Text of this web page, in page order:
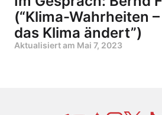
(“Klima-Wahrheiten
das Klima ändert”)
Aktualisiert am Mai 7, 2023